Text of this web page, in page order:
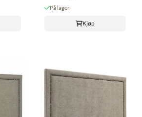
På lager
Kjøp